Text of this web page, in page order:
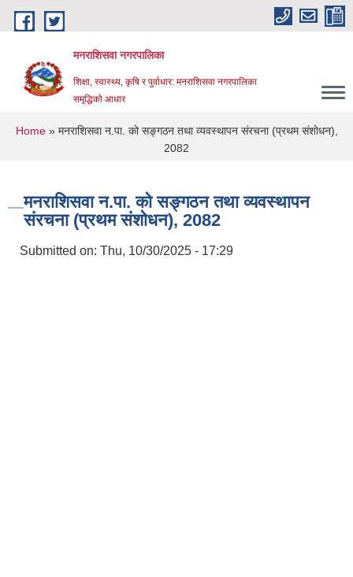
Skip to main content
मनराशिसवा नगरपालिका
शिक्षा, स्वास्थ्य, कृषि र पुर्वाधार: मनराशिसवा नगरपालिका
समृद्धिको आधार
You are here
Home» मनराशिसवा न.पा. को सङ्गठन तथा व्यवस्थापन संरचना (प्रथम संशोधन),
2082
मनराशिसवा न.पा. को सङ्गठन तथा व्यवस्थापन
संरचना (प्रथम संशोधन), 2082
Submitted on: Thu, 10/30/2025 - 17:29